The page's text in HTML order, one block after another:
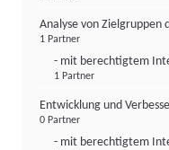
Analyse von Zielgruppen
1 Partner
- mit berechtigtem
1 Partner
Entwicklung und
0 Partner
- mit berechtigtem